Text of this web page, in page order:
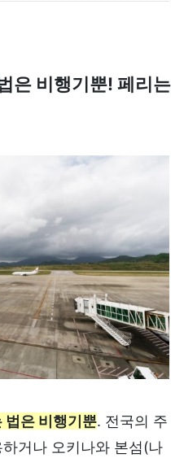
은 비행기뿐! 페리는
법은 비행기뿐. 전국의 주
거나 오키나와 본섬(나